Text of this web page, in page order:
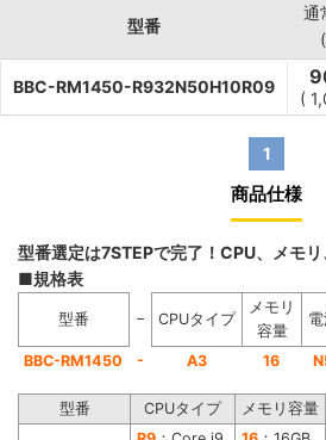
型番
通
BBC-RM1450-R932N50H10R09
(
1
商品仕様
型番選定は7STEPで完了！CPU、メモ
■規格表
型番 − CPUタイプ
メモリ
容量
BBC-RM1450
- A3 16
型番 CPUタイプ メモリ容量